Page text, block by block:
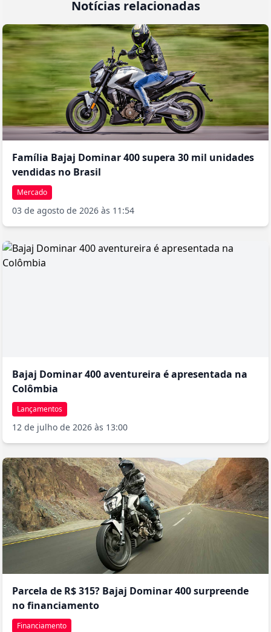
Notícias relacionadas
Família Bajaj Dominar 400 supera 30 mil unidades
vendidas no Brasil
Mercado
03 de agosto de 2026 às 11:54
Bajaj Dominar 400 aventureira é apresentada na
Colômbia
Lançamentos
12 de julho de 2026 às 13:00
Parcela de R$ 315? Bajaj Dominar 400 surpreende
no financiamento
Financiamento